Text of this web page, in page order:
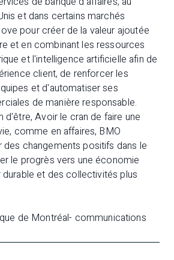
et dans certains marchés
pour créer de la valeur ajoutée
et en combinant les ressources
et l'intelligence artificielle afin de
client, de renforcer les
et d'automatiser ses
de manière responsable.
d'être, Avoir le cran de faire une
comme en affaires, BMO
des changements positifs dans le
le progrès vers une économie
durable et des collectivités plus
de Montréal- communications